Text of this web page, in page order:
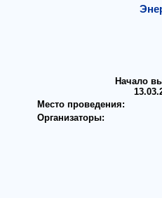
Начало
Место проведения:
Организаторы: